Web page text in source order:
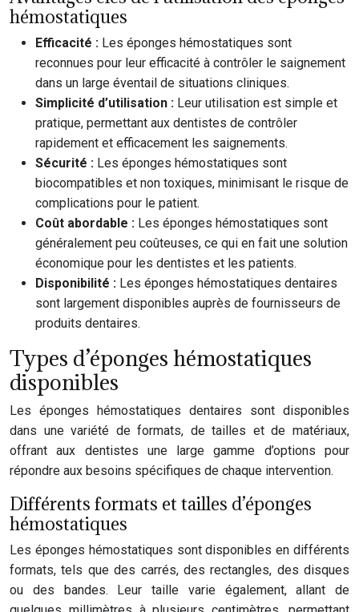
hémostatiques
Efficacité : Les éponges hémostatiques sont
reconnues pour leur efficacité à contrôler le saignement
dans un large éventail de situations cliniques.
Simplicité d’utilisation : Leur utilisation est simple et
pratique, permettant aux dentistes de contrôler
rapidement et efficacement les saignements.
Sécurité : Les éponges hémostatiques sont
biocompatibles et non toxiques, minimisant le risque de
complications pour le patient.
Coût abordable : Les éponges hémostatiques sont
généralement peu coûteuses, ce qui en fait une solution
économique pour les dentistes et les patients.
Disponibilité : Les éponges hémostatiques dentaires
sont largement disponibles auprès de fournisseurs de
produits dentaires.
Types d’éponges hémostatiques
disponibles
Les éponges hémostatiques dentaires sont disponibles
dans une variété de formats, de tailles et de matériaux,
offrant aux dentistes une large gamme d’options pour
répondre aux besoins spécifiques de chaque intervention.
Différents formats et tailles d’éponges
hémostatiques
Les éponges hémostatiques sont disponibles en différents
formats, tels que des carrés, des rectangles, des disques
ou des bandes. Leur taille varie également, allant de